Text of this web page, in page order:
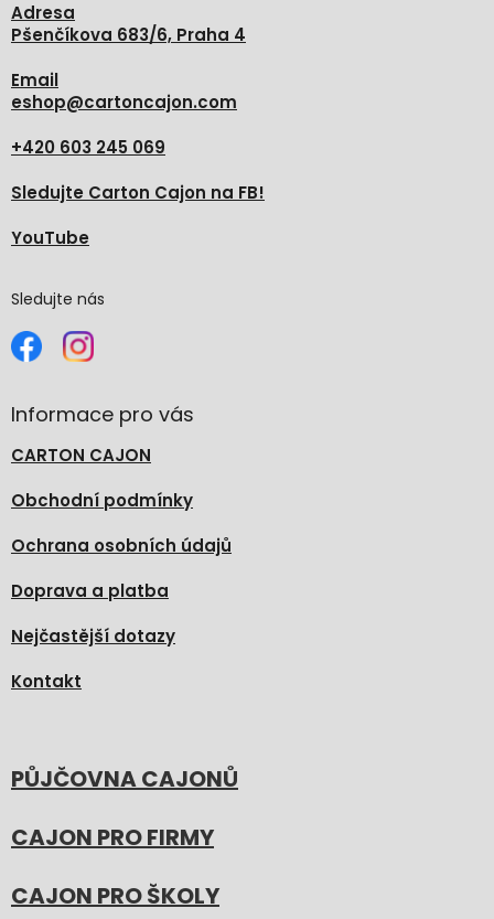
Adresa
Pšenčíkova 683/6, Praha 4
Email
eshop@cartoncajon.com
+420 603 245 069
Sledujte Carton Cajon na FB!
YouTube
Sledujte nás
Informace pro vás
CARTON CAJON
Obchodní podmínky
Ochrana osobních údajů
Doprava a platba
Nejčastější dotazy
Kontakt
PŮJČOVNA CAJONŮ
CAJON PRO FIRMY
CAJON PRO ŠKOLY